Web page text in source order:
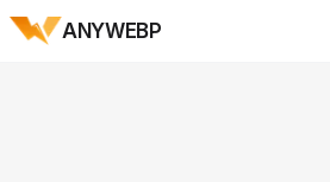
ANYWEBP